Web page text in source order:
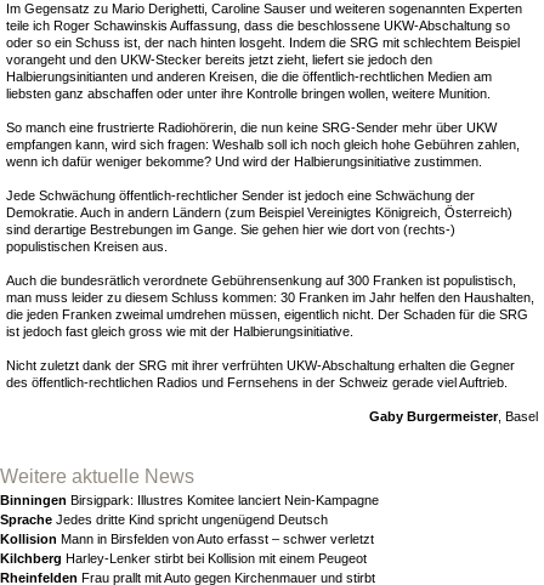
Im Gegensatz zu Mario Derighetti, Caroline Sauser und weiteren sogenannten Experten
teile ich Roger Schawinskis Auffassung, dass die beschlossene UKW-Abschaltung so
oder so ein Schuss ist, der nach hinten losgeht. Indem die SRG mit schlechtem Beispiel
vorangeht und den UKW-Stecker bereits jetzt zieht, liefert sie jedoch den
Halbierungsinitianten und anderen Kreisen, die die öffentlich-rechtlichen Medien am
liebsten ganz abschaffen oder unter ihre Kontrolle bringen wollen, weitere Munition.
So manch eine frustrierte Radiohörerin, die nun keine SRG-Sender mehr über UKW
empfangen kann, wird sich fragen: Weshalb soll ich noch gleich hohe Gebühren zahlen,
wenn ich dafür weniger bekomme? Und wird der Halbierungsinitiative zustimmen.
Jede Schwächung öffentlich-rechtlicher Sender ist jedoch eine Schwächung der
Demokratie. Auch in andern Ländern (zum Beispiel Vereinigtes Königreich, Österreich)
sind derartige Bestrebungen im Gange. Sie gehen hier wie dort von (rechts-)
populistischen Kreisen aus.
Auch die bundesrätlich verordnete Gebührensenkung auf 300 Franken ist populistisch,
man muss leider zu diesem Schluss kommen: 30 Franken im Jahr helfen den Haushalten,
die jeden Franken zweimal umdrehen müssen, eigentlich nicht. Der Schaden für die SRG
ist jedoch fast gleich gross wie mit der Halbierungsinitiative.
Nicht zuletzt dank der SRG mit ihrer verfrühten UKW-Abschaltung erhalten die Gegner
des öffentlich-rechtlichen Radios und Fernsehens in der Schweiz gerade viel Auftrieb.
Gaby Burgermeister, Basel
Weitere aktuelle News
Binningen Birsigpark: Illustres Komitee lanciert Nein-Kampagne
Sprache Jedes dritte Kind spricht ungenügend Deutsch
Kollision Mann in Birsfelden von Auto erfasst – schwer verletzt
Kilchberg Harley-Lenker stirbt bei Kollision mit einem Peugeot
Rheinfelden Frau prallt mit Auto gegen Kirchenmauer und stirbt